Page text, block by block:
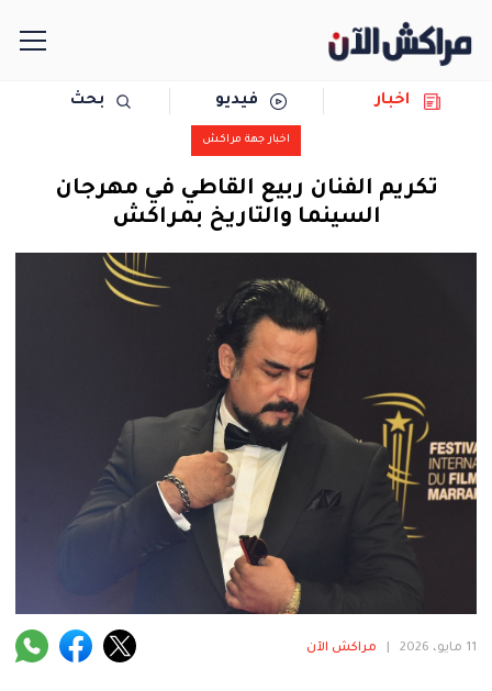
مجتمع
المرأة
فنية
اخبار فيديو بحث
اخبار جهة مراكش
تكريم الفنان ربيع القاطي في مهرجان
السينما والتاريخ بمراكش
11 مايو، 2026 مراكش الآن